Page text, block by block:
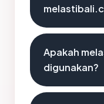
Apakah
digunakan?